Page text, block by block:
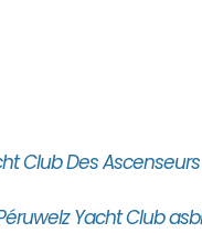
Club Des
Yacht Club asbl